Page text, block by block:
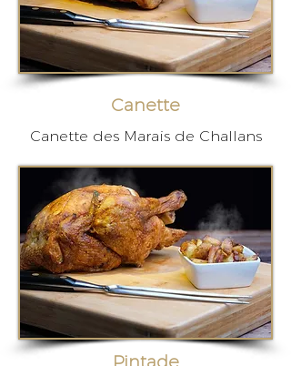
Canette
Canette des Marais de Challans